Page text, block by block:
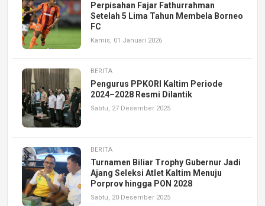
Perpisahan Fajar Fathurrahman
Setelah 5 Lima Tahun Membela Borneo
FC
Kamis, 01 Januari 2026
BERITA
Pengurus PPKORI Kaltim Periode
2024–2028 Resmi Dilantik
Sabtu, 27 Desember 2025
BERITA
Turnamen Biliar Trophy Gubernur Jadi
Ajang Seleksi Atlet Kaltim Menuju
Porprov hingga PON 2028
Sabtu, 20 Desember 2025